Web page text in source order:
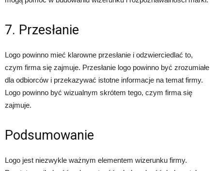
7. Przesłanie
Logo powinno mieć klarowne przesłanie i odzwierciedlać to,
czym firma się zajmuje. Przesłanie logo powinno być zrozumiałe
dla odbiorców i przekazywać istotne informacje na temat firmy.
Logo powinno być wizualnym skrótem tego, czym firma się
zajmuje.
Podsumowanie
Logo jest niezwykle ważnym elementem wizerunku firmy.